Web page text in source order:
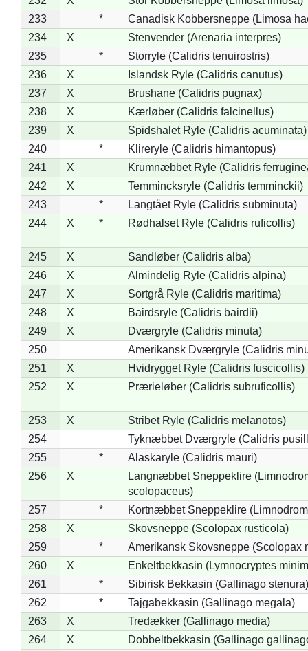
233
*
Canadisk Kobbersneppe (Limosa
234
X
Stenvender (Arenaria interpres)
235
*
Storryle (Calidris tenuirostris)
236
X
Islandsk Ryle (Calidris canutus)
237
X
Brushane (Calidris pugnax)
238
X
Kærløber (Calidris falcinellus)
239
X
Spidshalet Ryle (Calidris acuminata)
240
*
Klireryle (Calidris himantopus)
241
X
Krumnæbbet Ryle (Calidris
242
X
Temmincksryle (Calidris temminckii)
243
*
Langtået Ryle (Calidris subminuta)
244
X * Rødhalset Ryle (Calidris ruficollis)
245 X
Sandløber (Calidris alba)
246
X
Almindelig Ryle (Calidris alpina)
247
X
Sortgrå Ryle (Calidris maritima)
248
X
Bairdsryle (Calidris bairdii)
249
X
Dværgryle (Calidris minuta)
250
Amerikansk Dværgryle (Calidris
251
X
Hvidrygget Ryle (Calidris fuscicollis)
252
X Prærieløber (Calidris subruficollis)
253 X
Stribet Ryle (Calidris melanotos)
254
Tyknæbbet Dværgryle (Calidris
255
*
Alaskaryle (Calidris mauri)
256
X
Langnæbbet Sneppeklire
scolopaceus)
257
*
Kortnæbbet Sneppeklire
258
X
Skovsneppe (Scolopax rusticola)
259
*
Amerikansk Skovsneppe (Scolopax
260
X
Enkeltbekkasin (Lymnocryptes
261
*
Sibirisk Bekkasin (Gallinago stenura)
262
*
Tajgabekkasin (Gallinago megala)
263
X
Tredækker (Gallinago media)
264
X
Dobbeltbekkasin (Gallinago